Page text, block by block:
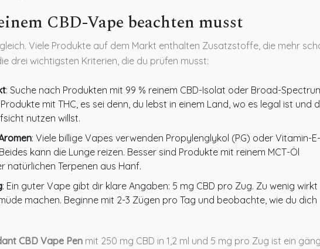
CBD-Vape beachten musst
Viele Produkte auf dem Markt enthalten Zusatzstoffe, die mehr
drei wichtigsten Kriterien, die du prüfen musst:
: Suche nach Produkten mit 99 % reinem CBD-Isolat oder Broad-
mit THC, es sei denn, du lebst in einem Land, wo es legal ist und
nutzen willst.
: Viele billige Vapes verwenden Propylenglykol (PG) oder Vitamin-E-
kann die Lunge reizen. Besser sind Produkte mit reinem MCT-Öl
natürlichen Terpenen aus Hanf.
: Ein guter Vape gibt dir klare Angaben: 5 mg CBD pro Zug. Zu wenig wirkt
machen. Beginne mit 2-3 Zügen pro Tag und beobachte, wie du dich
CBD Vape Pen mit 250 mg CBD in 1,2 ml und 5 mg pro Zug ist ein